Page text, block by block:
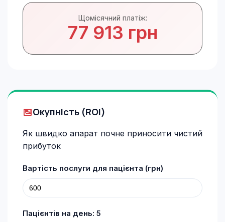
Щомісячний платіж:
77 913 грн
Окупність (ROI)
Як швидко апарат почне приносити чистий
прибуток
Вартість послуги для пацієнта (грн)
Пацієнтів на день: 5